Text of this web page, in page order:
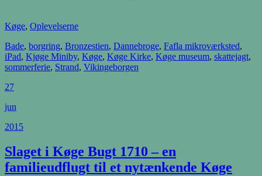
Køge, Oplevelserne
Bade, borgring, Bronzestien, Dannebroge, Fafla mikroværksted,
iPad, Kjøge Miniby, Køge, Køge Kirke, Køge museum, skattejagt,
sommerferie, Strand, Vikingeborgen
27
jun
2015
Slaget i Køge Bugt 1710 – en
familieudflugt til et nytænkende Køge